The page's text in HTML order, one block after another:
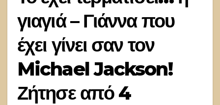
γιαγιά – Γιάννα που
έχει γίνει σαν τον
Michael Jackson!
Ζήτησε από 4